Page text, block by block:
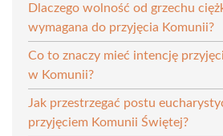
Dlaczego wolność od grzechu
wymagana do przyjęcia Komunii?
Co to znaczy mieć intencję
w Komunii?
Jak przestrzegać postu
przyjęciem Komunii Świętej?